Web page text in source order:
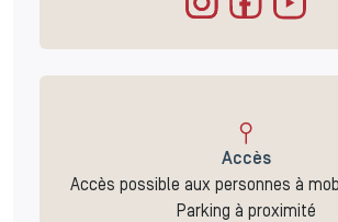
Accès
Accès possible aux personnes à
Parking à proximité